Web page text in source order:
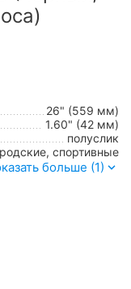
26" (559 мм)
1.60" (42 мм)
полуслик
спортивные
больше (1)